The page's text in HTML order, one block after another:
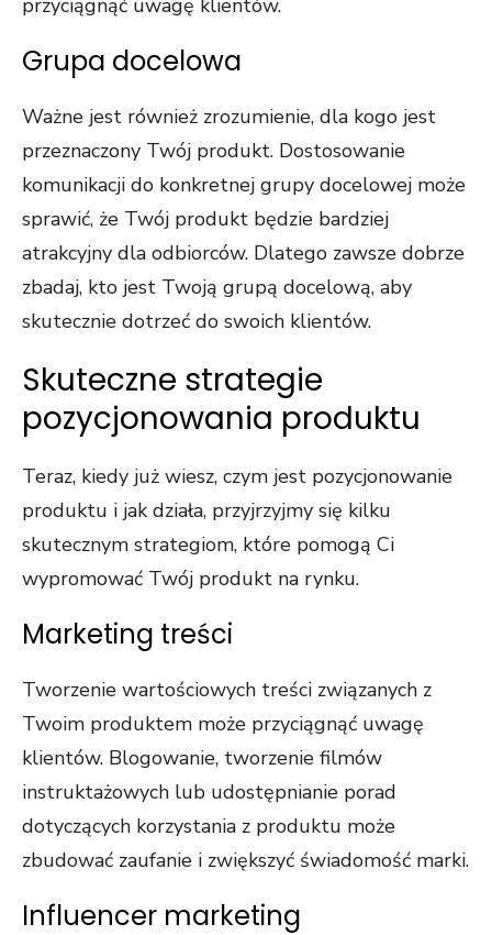
przyciągnąć uwagę klientów.
Grupa docelowa
Ważne jest również zrozumienie, dla kogo jest
przeznaczony Twój produkt. Dostosowanie
komunikacji do konkretnej grupy docelowej może
sprawić, że Twój produkt będzie bardziej
atrakcyjny dla odbiorców. Dlatego zawsze dobrze
zbadaj, kto jest Twoją grupą docelową, aby
skutecznie dotrzeć do swoich klientów.
Skuteczne strategie
pozycjonowania produktu
Teraz, kiedy już wiesz, czym jest pozycjonowanie
produktu i jak działa, przyjrzyjmy się kilku
skutecznym strategiom, które pomogą Ci
wypromować Twój produkt na rynku.
Marketing treści
Tworzenie wartościowych treści związanych z
Twoim produktem może przyciągnąć uwagę
klientów. Blogowanie, tworzenie filmów
instruktażowych lub udostępnianie porad
dotyczących korzystania z produktu może
zbudować zaufanie i zwiększyć świadomość marki.
Influencer marketing